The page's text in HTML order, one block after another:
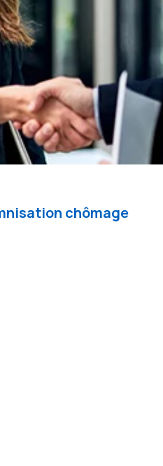
chômage